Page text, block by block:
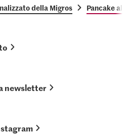
della Migros Pancake al
newsletter